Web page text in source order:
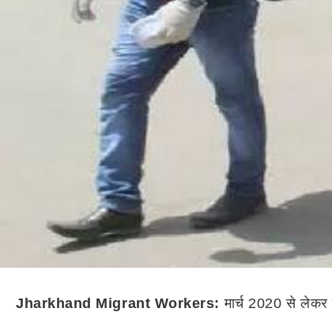
Jharkhand Migrant Workers: मार्च 2020 से